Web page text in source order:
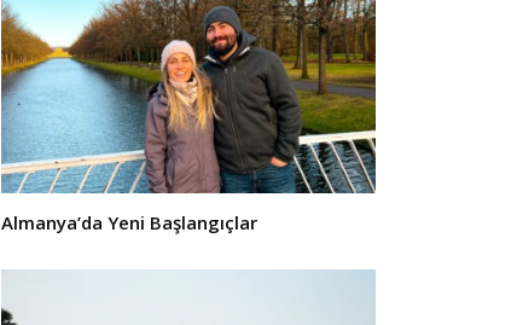
Almanya’da Yeni Başlangıçlar